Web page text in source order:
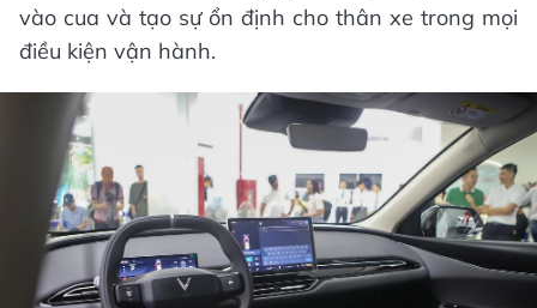
vào cua và tạo sự ổn định cho thân xe trong mọi
điều kiện vận hành.